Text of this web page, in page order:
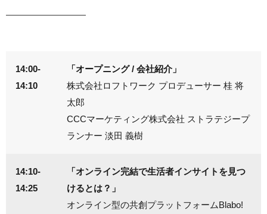
14:00-
14:10
「オープニング / 会社紹介」
株式会社ロフトワーク プロデューサー 桂 将
太郎
CCCマーケティング株式会社 ストラテジープ
ランナー 淡田 義樹
14:10-
14:25
「オンライン完結で生活者インサイトを見つ
けるとは？」
オンライン型の共創プラットフォームBlabo!